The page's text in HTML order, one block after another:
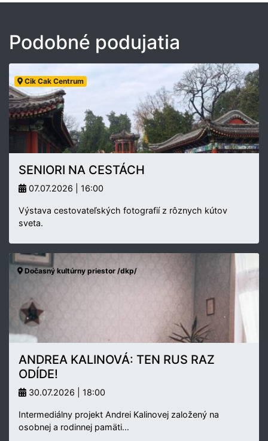
Podobné podujatia
Cik Cak Centrum
SENIORI NA CESTÁCH
07.07.2026 | 16:00
Výstava cestovateľských fotografií z rôznych kútov
sveta.
Dočasný kultúrny priestor /dkp/
ANDREA KALINOVÁ: TEN RUS RAZ
ODÍDE!
30.07.2026 | 18:00
Intermediálny projekt Andrei Kalinovej založený na
osobnej a rodinnej pamäti…